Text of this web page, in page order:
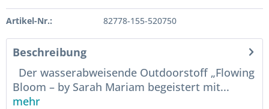
Artikel-Nr.: 82778-155-520750
Beschreibung
Der wasserabweisende Outdoorstoff „Flowing
Bloom – by Sarah Mariam begeistert mit...
mehr